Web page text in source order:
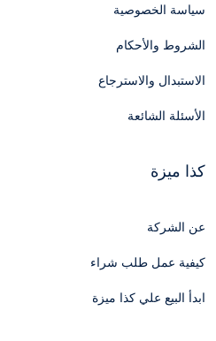
سياسة الخصوصية
الشروط والأحكام
الاستبدال والاسترجاع
الأسئلة الشائعة
كذا ميزة
عن الشركة
كيفية عمل طلب شراء
ابدأ البيع علي كذا ميزة